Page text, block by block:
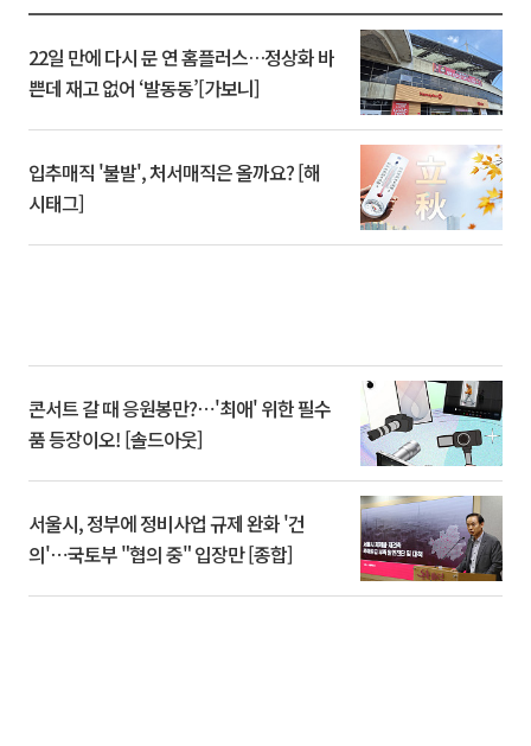
22일 만에 다시 문 연 홈플러스…정상화 바
쁜데 재고 없어 ‘발동동’[가보니]
입추매직 '불발', 처서매직은 올까요? [해
시태그]
콘서트 갈 때 응원봉만?⋯'최애' 위한 필수
품 등장이오! [솔드아웃]
서울시, 정부에 정비사업 규제 완화 '건
의'⋯국토부 "협의 중" 입장만 [종합]